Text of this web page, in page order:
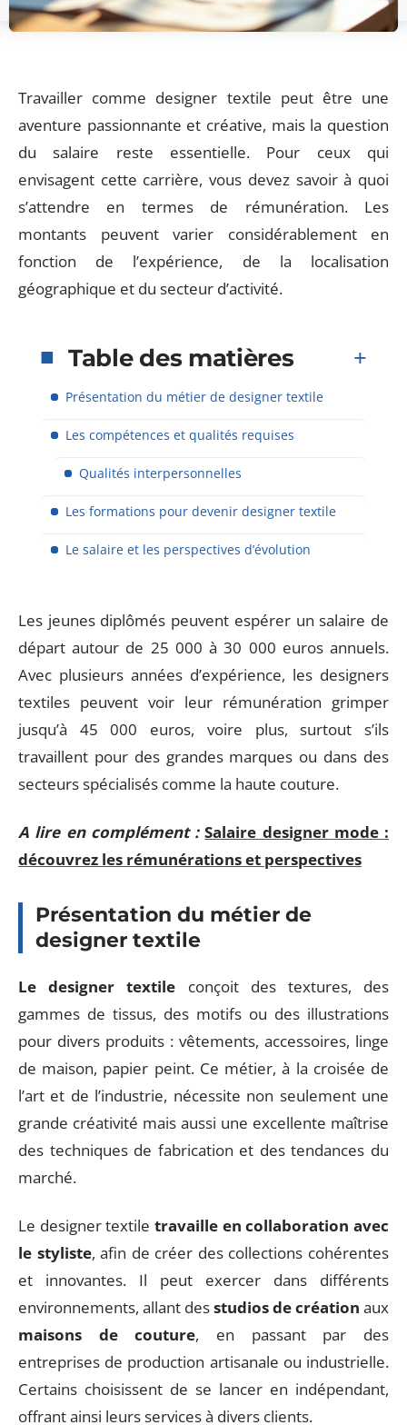
Travailler comme designer textile peut être une
aventure passionnante et créative, mais la question
du salaire reste essentielle. Pour ceux qui
envisagent cette carrière, vous devez savoir à quoi
s’attendre en termes de rémunération. Les
montants peuvent varier considérablement en
fonction de l’expérience, de la localisation
géographique et du secteur d’activité.
Table des matières
Présentation du métier de designer textile
Les compétences et qualités requises
Qualités interpersonnelles
Les formations pour devenir designer textile
Le salaire et les perspectives d’évolution
Les jeunes diplômés peuvent espérer un salaire de
départ autour de 25 000 à 30 000 euros annuels.
Avec plusieurs années d’expérience, les designers
textiles peuvent voir leur rémunération grimper
jusqu’à 45 000 euros, voire plus, surtout s’ils
travaillent pour des grandes marques ou dans des
secteurs spécialisés comme la haute couture.
A lire en complément : Salaire designer mode :
découvrez les rémunérations et perspectives
Présentation du métier de
designer textile
Le designer textile conçoit des textures, des
gammes de tissus, des motifs ou des illustrations
pour divers produits : vêtements, accessoires, linge
de maison, papier peint. Ce métier, à la croisée de
l’art et de l’industrie, nécessite non seulement une
grande créativité mais aussi une excellente maîtrise
des techniques de fabrication et des tendances du
marché.
Le designer textile travaille en collaboration avec
le styliste, afin de créer des collections cohérentes
et innovantes. Il peut exercer dans différents
environnements, allant desstudios de création aux
maisons de couture, en passant par des
entreprises de production artisanale ou industrielle.
Certains choisissent de se lancer en indépendant,
offrant ainsi leurs services à divers clients.